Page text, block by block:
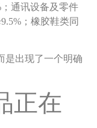
通讯设备及零件
；橡胶鞋类同
是出现了一个明确
正在